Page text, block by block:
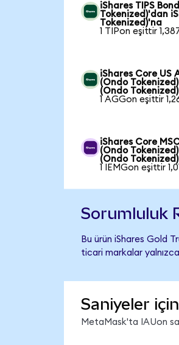
iShares TIPS
Tokenized)'dan
Tokenized)'na
1 TIPon eşittir
iShares Core US
(Ondo
(Ondo
1 AGGon eşittir
iShares Core
(Ondo
(Ondo
1 IEMGon eşittir
Sorumluluk
Bu ürün iShares Gold
ticari markalar yalnızca
Saniyeler
MetaMask'ta IAUon